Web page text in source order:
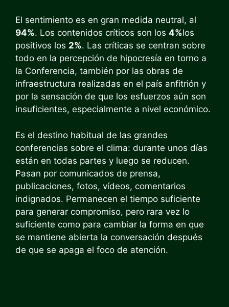
El sentimiento es en gran medida neutral, al
94%. Los contenidos críticos son los 4%los
positivos los 2%. Las críticas se centran sobre
todo en la percepción de hipocresía en torno a
la Conferencia, también por las obras de
infraestructura realizadas en el país anfitrión y
por la sensación de que los esfuerzos aún son
insuficientes, especialmente a nivel económico.
Es el destino habitual de las grandes
conferencias sobre el clima: durante unos días
están en todas partes y luego se reducen.
Pasan por comunicados de prensa,
publicaciones, fotos, vídeos, comentarios
indignados. Permanecen el tiempo suficiente
para generar compromiso, pero rara vez lo
suficiente como para cambiar la forma en que
se mantiene abierta la conversación después
de que se apaga el foco de atención.